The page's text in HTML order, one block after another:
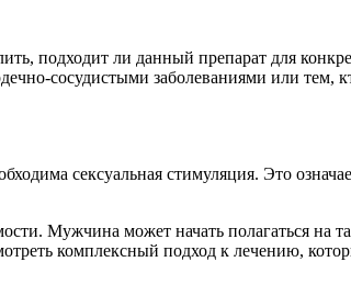
подходит ли данный препарат для
сосудистыми заболеваниями или тем,
сексуальная стимуляция. Это
Мужчина может начать полагаться на
комплексный подход к лечению,